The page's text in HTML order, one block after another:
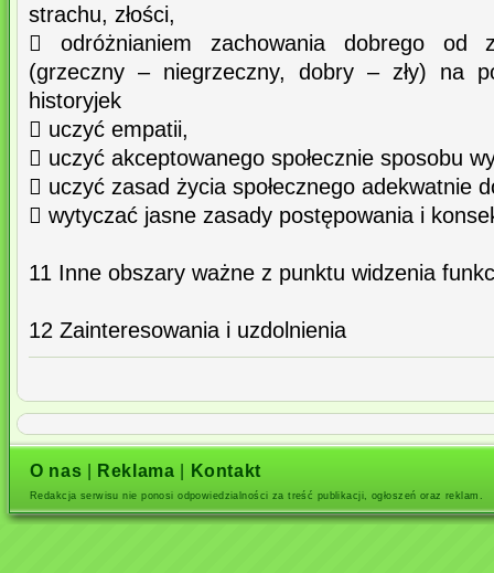
strachu, złości,
 odróżnianiem zachowania dobrego od
(grzeczny – niegrzeczny, dobry – zły) na
historyjek
 uczyć empatii,
 uczyć akceptowanego społecznie sposobu
 uczyć zasad życia społecznego adekwatnie
 wytyczać jasne zasady postępowania i
11 Inne obszary ważne z punktu widzenia
12 Zainteresowania i uzdolnienia
O nas Reklama Kontakt
Redakcja serwisu nie ponosi odpowiedzialności za treść publikacji, ogłoszeń oraz reklam.